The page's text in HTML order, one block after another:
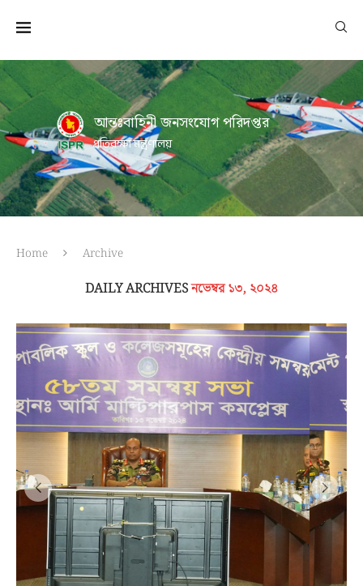
আন্তঃবাহিনী জনসংযোগ পরিদপ্তর
প্রতিরক্ষা মন্ত্রণালয়
Home Archive
DAILY ARCHIVESনভেম্বর ১৩, ২০২৪